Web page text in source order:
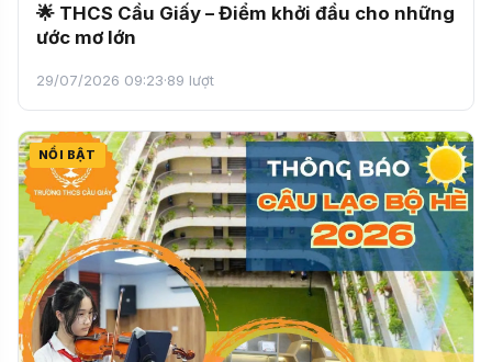
🌟 THCS Cầu Giấy – Điểm khởi đầu cho những
ước mơ lớn
29/07/2026 09:23·89 lượt
NỔI BẬT